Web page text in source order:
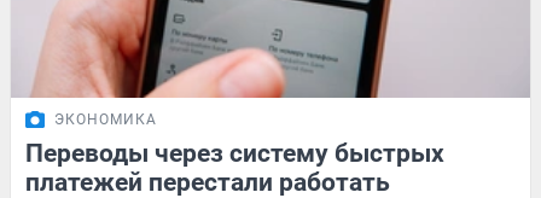
ЭКОНОМИКА
Переводы через систему быстрых
платежей перестали работать